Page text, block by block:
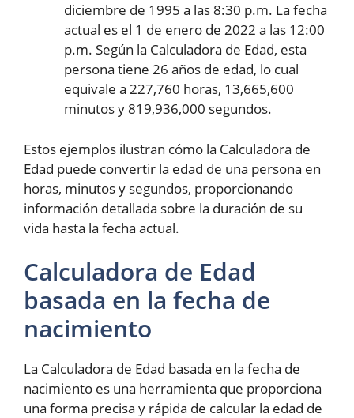
diciembre de 1995 a las 8:30 p.m. La fecha
actual es el 1 de enero de 2022 a las 12:00
p.m. Según la Calculadora de Edad, esta
persona tiene 26 años de edad, lo cual
equivale a 227,760 horas, 13,665,600
minutos y 819,936,000 segundos.
Estos ejemplos ilustran cómo la Calculadora de
Edad puede convertir la edad de una persona en
horas, minutos y segundos, proporcionando
información detallada sobre la duración de su
vida hasta la fecha actual.
Calculadora de Edad
basada en la fecha de
nacimiento
La Calculadora de Edad basada en la fecha de
nacimiento es una herramienta que proporciona
una forma precisa y rápida de calcular la edad de